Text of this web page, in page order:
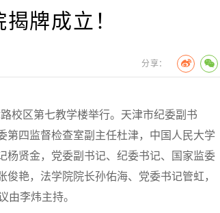
牌成立！
分享：
区第七教学楼举行。天津市纪委副书
第四监督检查室副主任杜津，中国人民大学
杨贤金，党委副书记、纪委书记、国家监委
艳，法学院院长孙佑海、党委书记管虹，
由李炜主持。